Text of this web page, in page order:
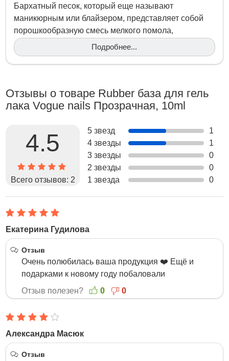
Бархатный песок, который еще называют
маникюрным или блайзером, представляет собой
порошкообразную смесь мелкого помола,
предназначенную для украшения ногтей. Сегодня
маникюр с использование бархатного песка
достаточно популярен, так как он придает ногтям
Подробнее...
Отзывы о товаре Rubber база для гель
лака Vogue nails Прозрачная, 10ml
4.5
Всего отзывов: 2
5 звезд
1
4 звезды
1
3 звезды
0
2 звезды
0
1 звезда
0
Екатерина Гудилова
Отзыв
Очень полюбилась ваша продукция ❤️ Ещё и
подарками к новому году побаловали
Отзыв полезен?
0 0
Александра Масюк
Отзыв